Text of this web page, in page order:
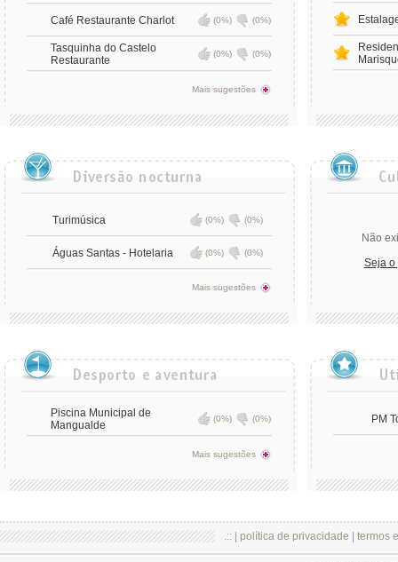
Café Restaurante Charlot (0%) (0%)
Tasquinha do Castelo
Restaurante
(0%) (0%)
Mais sugestões
Turimúsica (0%) (0%)
Águas Santas - Hotelaria (0%) (0%)
Mais sugestões
Não
Seja o
Piscina Municipal de
Mangualde
(0%) (0%)
Mais sugestões
PM
.:: | política de privacidade termos